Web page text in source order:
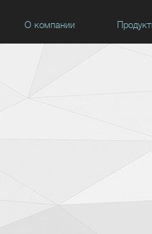
О компании